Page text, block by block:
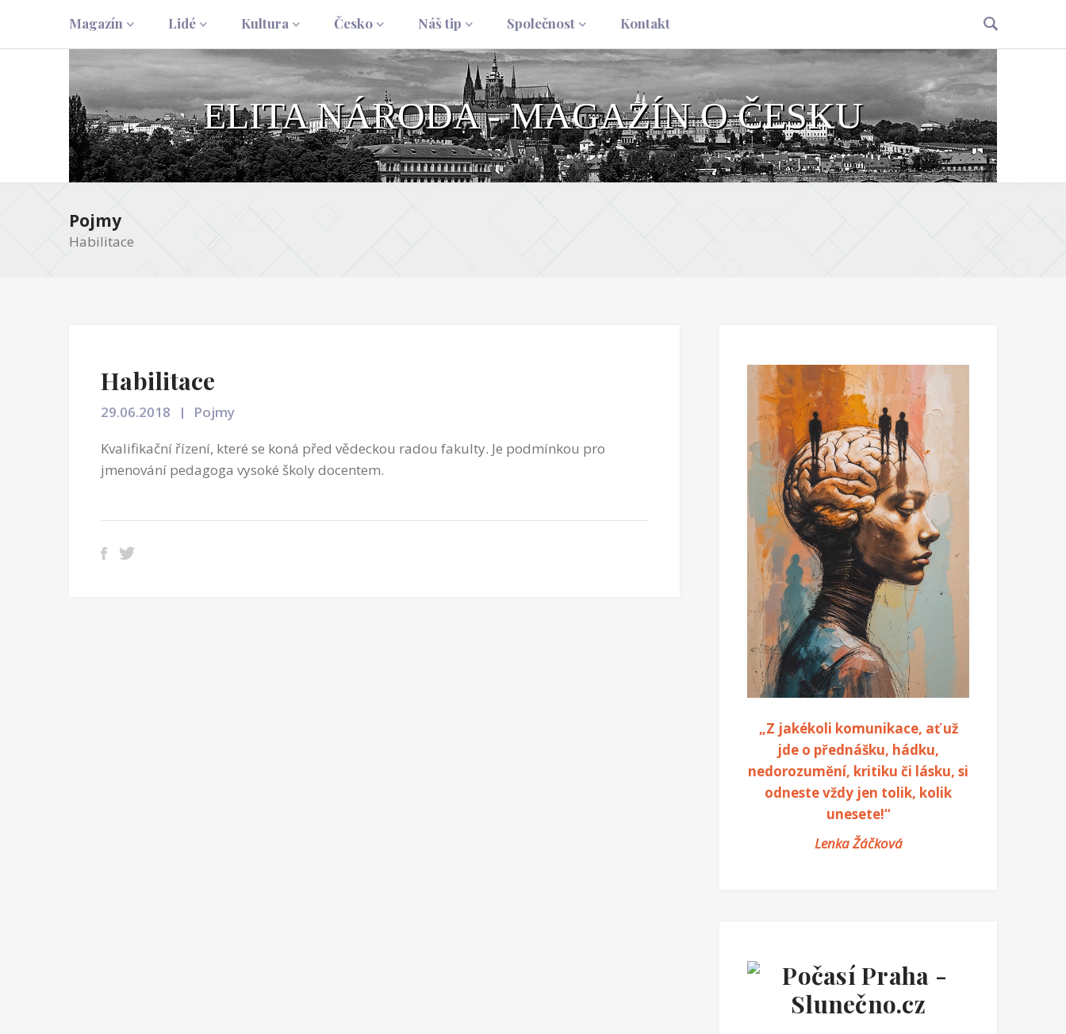
Magazín Lidé Kultura Česko Náš tip Společnost Kontakt
ELITA NÁRODA - MAGAZÍN O ČESKU
Pojmy
Habilitace
Habilitace
29.06.2018
Pojmy
Kvalifikační řízení, které se koná před vědeckou radou fakulty. Je podmínkou pro
jmenování pedagoga vysoké školy docentem.
„Z jakékoli komunikace, ať už
jde o přednášku, hádku,
nedorozumění, kritiku či lásku, si
odneste vždy jen tolik, kolik
unesete!“
Lenka Žáčková